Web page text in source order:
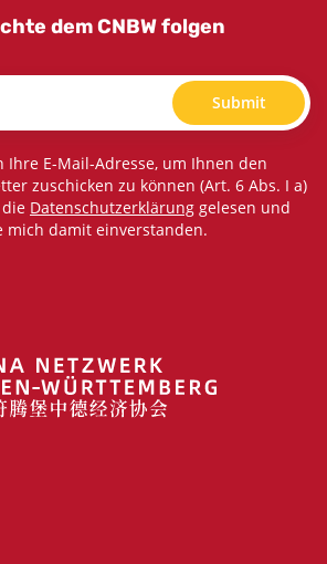
dem CNBW folgen
Submit
E-Mail-Adresse, um Ihnen den
zuschicken zu können (Art. 6 Abs. I a)
die Datenschutzerklärung gelesen und
mich damit einverstanden.